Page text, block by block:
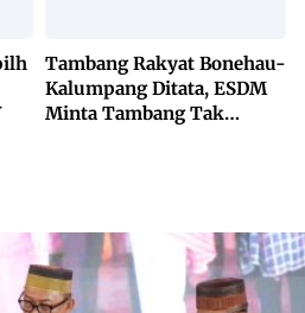
Tambang Rakyat Bonehau-
Kalumpang Ditata, ESDM
Minta Tambang Tak